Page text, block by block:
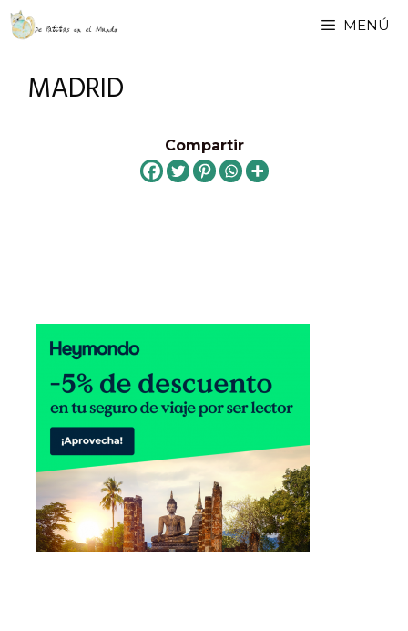
Saltar
MENÚ
MADRID
Compartir